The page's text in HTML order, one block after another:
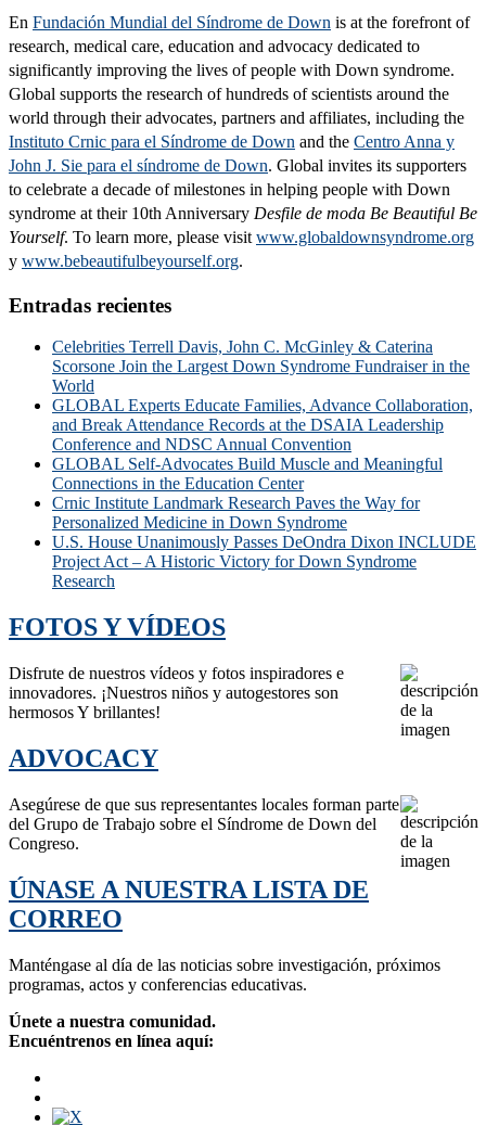
En Fundación Mundial del Síndrome de Down is at the forefront of
research, medical care, education and advocacy dedicated to
significantly improving the lives of people with Down syndrome.
Global supports the research of hundreds of scientists around the
world through their advocates, partners and affiliates, including the
Instituto Crnic para el Síndrome de Down and the Centro Anna y
John J. Sie para el síndrome de Down. Global invites its supporters
to celebrate a decade of milestones in helping people with Down
syndrome at their 10th Anniversary Desfile de moda Be Beautiful Be
Yourself. To learn more, please visit www.globaldownsyndrome.org
y www.bebeautifulbeyourself.org.
Entradas recientes
Celebrities Terrell Davis, John C. McGinley & Caterina
Scorsone Join the Largest Down Syndrome Fundraiser in the
World
GLOBAL Experts Educate Families, Advance Collaboration,
and Break Attendance Records at the DSAIA Leadership
Conference and NDSC Annual Convention
GLOBAL Self-Advocates Build Muscle and Meaningful
Connections in the Education Center
Crnic Institute Landmark Research Paves the Way for
Personalized Medicine in Down Syndrome
U.S. House Unanimously Passes DeOndra Dixon INCLUDE
Project Act – A Historic Victory for Down Syndrome
Research
FOTOS Y VÍDEOS
Disfrute de nuestros vídeos y fotos inspiradores e
innovadores. ¡Nuestros niños y autogestores son
hermosos Y brillantes!
ADVOCACY
Asegúrese de que sus representantes locales forman parte
del Grupo de Trabajo sobre el Síndrome de Down del
Congreso.
ÚNASE A NUESTRA LISTA DE
CORREO
Manténgase al día de las noticias sobre investigación, próximos
programas, actos y conferencias educativas.
Únete a nuestra comunidad.
Encuéntrenos en línea aquí: